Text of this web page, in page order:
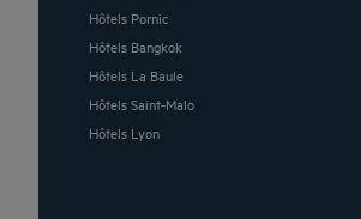
Hôtels Pornic
Hôtels Bangkok
Hôtels La Baule
Hôtels Saint-Malo
Hôtels Lyon